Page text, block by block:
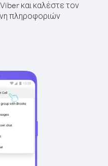
και καλέστε τον
πληροφοριών